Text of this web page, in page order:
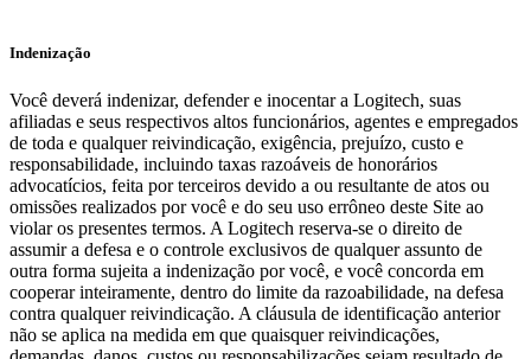
Indenização
Você deverá indenizar, defender e inocentar a Logitech, suas
afiliadas e seus respectivos altos funcionários, agentes e empregados
de toda e qualquer reivindicação, exigência, prejuízo, custo e
responsabilidade, incluindo taxas razoáveis de honorários
advocatícios, feita por terceiros devido a ou resultante de atos ou
omissões realizados por você e do seu uso errôneo deste Site ao
violar os presentes termos. A Logitech reserva-se o direito de
assumir a defesa e o controle exclusivos de qualquer assunto de
outra forma sujeita a indenização por você, e você concorda em
cooperar inteiramente, dentro do limite da razoabilidade, na defesa
contra qualquer reivindicação. A cláusula de identificação anterior
não se aplica na medida em que quaisquer reivindicações,